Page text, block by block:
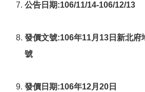
公告日期:106/11/14-106/12/13
發價文號:106年11月13日新北府
號
發價日期:106年12月20日